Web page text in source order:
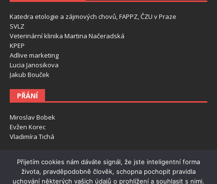
Katedra etologie a zájmových chovů, FAPPZ, ČZU v Praze
SVLZ
Veterinární klinika Martina Načeradská
KPEP
Adlive marketing
Lucia Janosikova
Jakub Bouček
PŘÁNÍ
Miroslav Bobek
Evžen Korec
Vladimíra Tichá
NA PROJEKT PŘISPÍVAJÍ
Projekt je financován pouze ze soukromých zdrojů autorů.
Přijetím cookies nám dáváte signál, že jste inteligentní forma
života, pravděpodobně člověk, schopna pochopit pravidla
uchování některých vašich údajů o prohlížení a souhlasit s nimi.